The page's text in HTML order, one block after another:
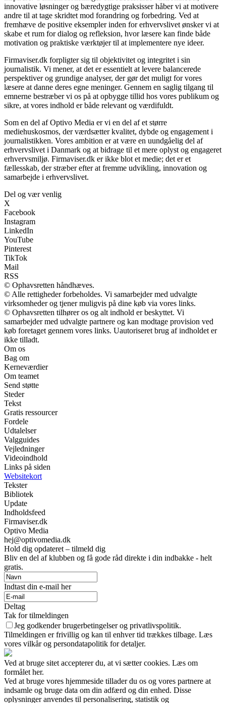
innovative løsninger og bæredygtige praksisser håber vi at motivere
andre til at tage skridtet mod forandring og forbedring. Ved at
fremhæve de positive eksempler inden for erhvervslivet ønsker vi at
skabe et rum for dialog og refleksion, hvor læsere kan finde både
motivation og praktiske værktøjer til at implementere nye ideer.
Firmaviser.dk forpligter sig til objektivitet og integritet i sin
journalistik. Vi mener, at det er essentielt at levere balancerede
perspektiver og grundige analyser, der gør det muligt for vores
læsere at danne deres egne meninger. Gennem en saglig tilgang til
emnerne bestræber vi os på at opbygge tillid hos vores publikum og
sikre, at vores indhold er både relevant og værdifuldt.
Som en del af Optivo Media er vi en del af et større
mediehuskosmos, der værdsætter kvalitet, dybde og engagement i
journalistikken. Vores ambition er at være en uundgåelig del af
erhvervslivet i Danmark og at bidrage til et mere oplyst og engageret
erhvervsmiljø. Firmaviser.dk er ikke blot et medie; det er et
fællesskab, der stræber efter at fremme udvikling, innovation og
samarbejde i erhvervslivet.
Del og vær venlig
X
Facebook
Instagram
LinkedIn
YouTube
Pinterest
TikTok
Mail
RSS
© Ophavsretten håndhæves.
© Alle rettigheder forbeholdes. Vi samarbejder med udvalgte
virksomheder og tjener muligvis på dine køb via vores links.
© Ophavsretten tilhører os og alt indhold er beskyttet. Vi
samarbejder med udvalgte partnere og kan modtage provision ved
køb foretaget gennem vores links. Uautoriseret brug af indholdet er
ikke tilladt.
Om os
Bag om
Kerneværdier
Om teamet
Send støtte
Steder
Tekst
Gratis ressourcer
Fordele
Udtalelser
Valgguides
Vejledninger
Videoindhold
Links på siden
Websitekort
Tekster
Bibliotek
Update
Indholdsfeed
Firmaviser.dk
Optivo Media
hej@optivomedia.dk
Hold dig opdateret – tilmeld dig
Bliv en del af klubben og få gode råd direkte i din indbakke - helt
gratis.
Indtast din e-mail her
Deltag
Tak for tilmeldingen
Jeg godkender brugerbetingelser og privatlivspolitik.
Tilmeldingen er frivillig og kan til enhver tid trækkes tilbage. Læs
vores vilkår og persondatapolitik for detaljer.
Ved at bruge sitet accepterer du, at vi sætter cookies. Læs om
formålet her.
Ved at bruge vores hjemmeside tillader du os og vores partnere at
indsamle og bruge data om din adfærd og din enhed. Disse
oplysninger anvendes til personalisering, statistik og